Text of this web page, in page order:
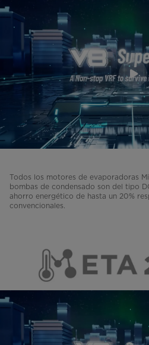
Todos los motores de evaporadoras
bombas de condensado son del tipo
ahorro energético de hasta un 20%
convencionales.